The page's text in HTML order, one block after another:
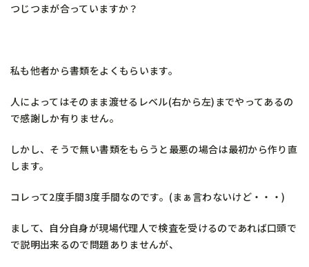
つじつまが合っていますか？
私も他者から書類をよくもらいます。
人によってはそのまま渡せるレベル(右から左)までやってあるの
で感謝しか有りません。
しかし、そうで無い書類をもらうと最悪の場合は最初から作り直
します。
コレって2度手間3度手間なのです。(まぁ言わないけど・・・)
まして、自分自身が現場代理人で検査を受けるのであれば口頭で
で説明出来るので問題ありませんが、